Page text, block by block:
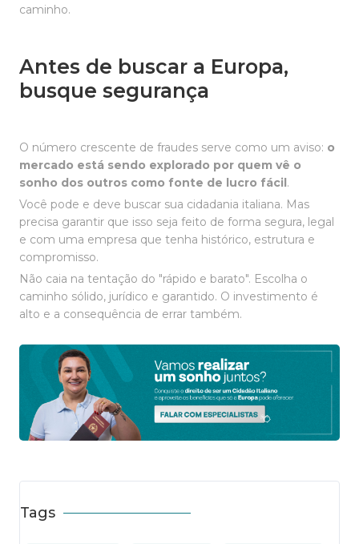
caminho.
Antes de buscar a Europa,
busque segurança
O número crescente de fraudes serve como um aviso: o
mercado está sendo explorado por quem vê o
sonho dos outros como fonte de lucro fácil.
Você pode e deve buscar sua cidadania italiana. Mas
precisa garantir que isso seja feito de forma segura, legal
e com uma empresa que tenha histórico, estrutura e
compromisso.
Não caia na tentação do "rápido e barato". Escolha o
caminho sólido, jurídico e garantido. O investimento é
alto e a consequência de errar também.
Tags